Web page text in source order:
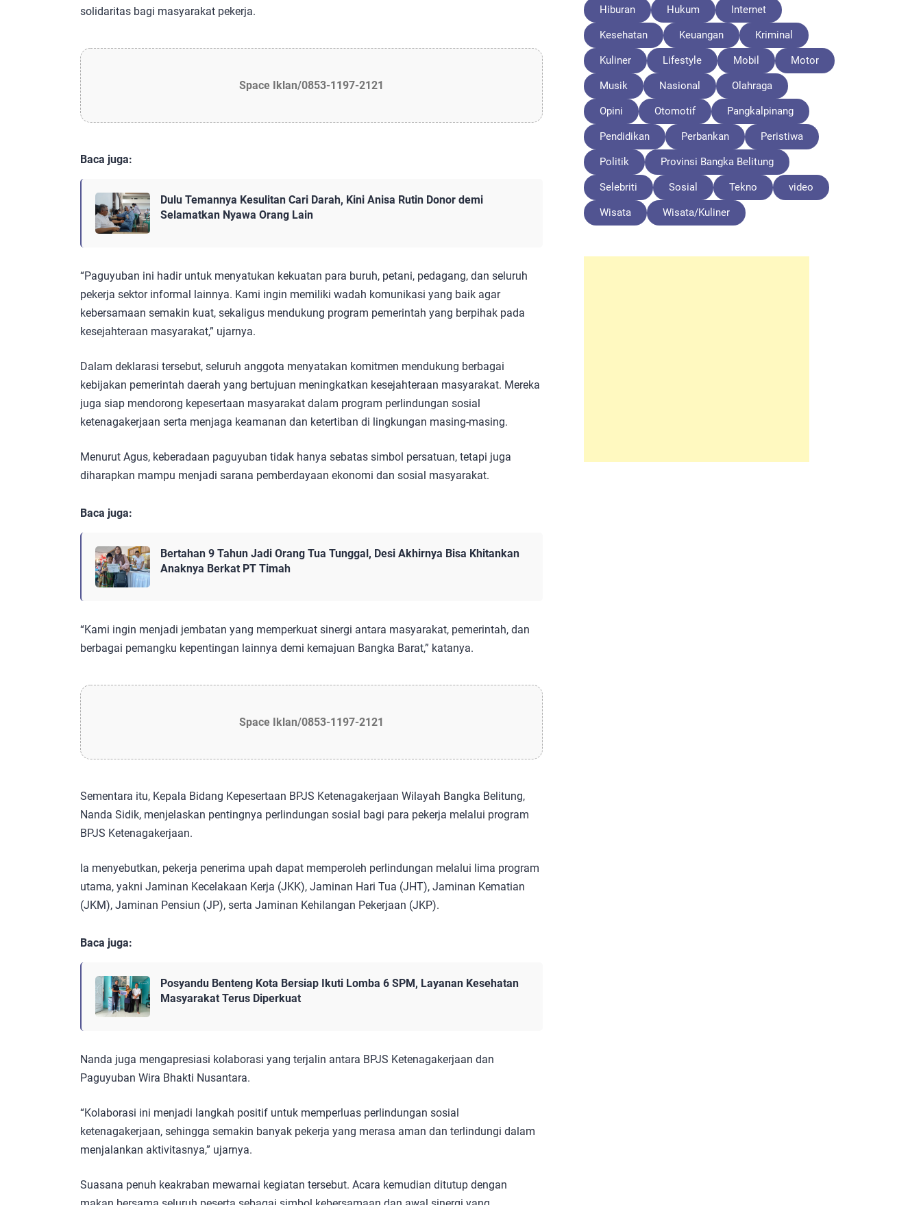
solidaritas bagi masyarakat pekerja.
Space Iklan/0853-1197-2121
Baca juga:
Dulu Temannya Kesulitan Cari Darah, Kini Anisa Rutin Donor demi
Selamatkan Nyawa Orang Lain
“Paguyuban ini hadir untuk menyatukan kekuatan para buruh, petani, pedagang, dan seluruh
pekerja sektor informal lainnya. Kami ingin memiliki wadah komunikasi yang baik agar
kebersamaan semakin kuat, sekaligus mendukung program pemerintah yang berpihak pada
kesejahteraan masyarakat,” ujarnya.
Dalam deklarasi tersebut, seluruh anggota menyatakan komitmen mendukung berbagai
kebijakan pemerintah daerah yang bertujuan meningkatkan kesejahteraan masyarakat. Mereka
juga siap mendorong kepesertaan masyarakat dalam program perlindungan sosial
ketenagakerjaan serta menjaga keamanan dan ketertiban di lingkungan masing-masing.
Menurut Agus, keberadaan paguyuban tidak hanya sebatas simbol persatuan, tetapi juga
diharapkan mampu menjadi sarana pemberdayaan ekonomi dan sosial masyarakat.
Baca juga:
Bertahan 9 Tahun Jadi Orang Tua Tunggal, Desi Akhirnya Bisa Khitankan
Anaknya Berkat PT Timah
“Kami ingin menjadi jembatan yang memperkuat sinergi antara masyarakat, pemerintah, dan
berbagai pemangku kepentingan lainnya demi kemajuan Bangka Barat,” katanya.
Space Iklan/0853-1197-2121
Sementara itu, Kepala Bidang Kepesertaan BPJS Ketenagakerjaan Wilayah Bangka Belitung,
Nanda Sidik, menjelaskan pentingnya perlindungan sosial bagi para pekerja melalui program
BPJS Ketenagakerjaan.
Ia menyebutkan, pekerja penerima upah dapat memperoleh perlindungan melalui lima program
utama, yakni Jaminan Kecelakaan Kerja (JKK), Jaminan Hari Tua (JHT), Jaminan Kematian
(JKM), Jaminan Pensiun (JP), serta Jaminan Kehilangan Pekerjaan (JKP).
Baca juga:
Posyandu Benteng Kota Bersiap Ikuti Lomba 6 SPM, Layanan Kesehatan
Masyarakat Terus Diperkuat
Nanda juga mengapresiasi kolaborasi yang terjalin antara BPJS Ketenagakerjaan dan
Paguyuban Wira Bhakti Nusantara.
“Kolaborasi ini menjadi langkah positif untuk memperluas perlindungan sosial
ketenagakerjaan, sehingga semakin banyak pekerja yang merasa aman dan terlindungi dalam
menjalankan aktivitasnya,” ujarnya.
Suasana penuh keakraban mewarnai kegiatan tersebut. Acara kemudian ditutup dengan
Hiburan Hukum Internet
Kesehatan Keuangan Kriminal
Kuliner Lifestyle Mobil Motor
Musik Nasional Olahraga
Opini Otomotif Pangkalpinang
Pendidikan Perbankan Peristiwa
Politik Provinsi Bangka Belitung
Selebriti Sosial Tekno video
Wisata Wisata/Kuliner